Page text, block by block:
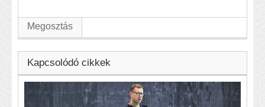
Megosztás
Kapcsolódó cikkek